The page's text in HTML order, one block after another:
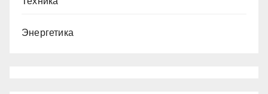
Энергетика